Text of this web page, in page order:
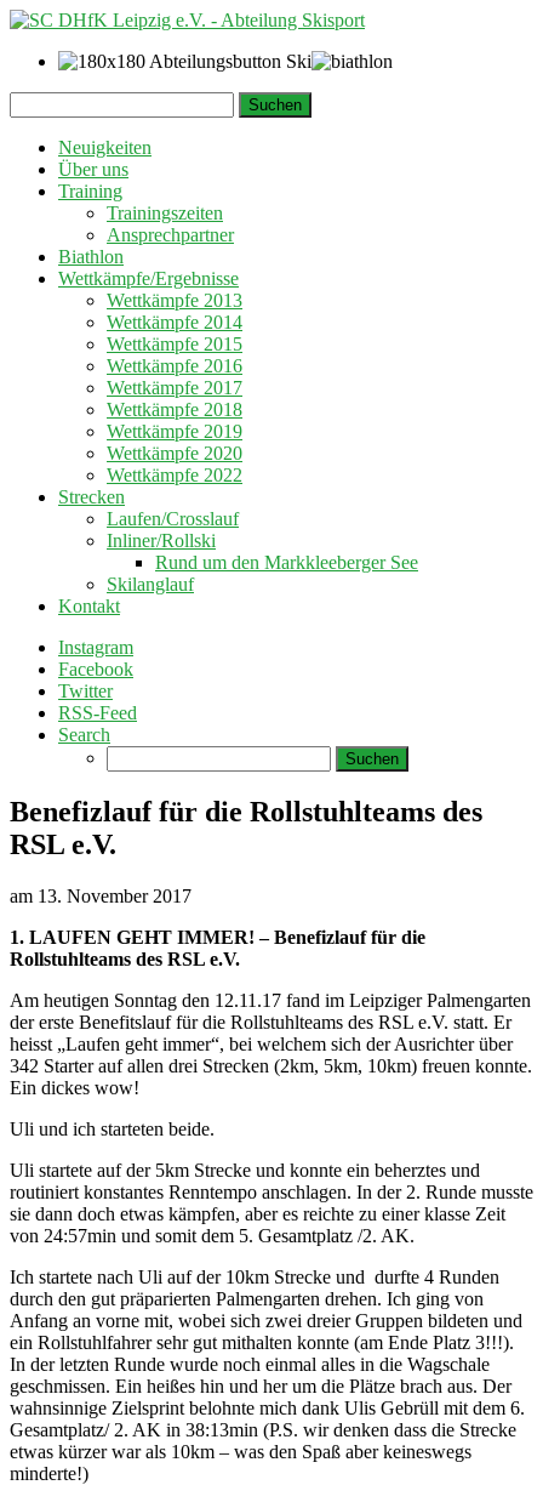
zum
Inhalt
nach:
Neuigkeiten
Über uns
Training
Trainingszeiten
Ansprechpartner
Biathlon
Wettkämpfe/Ergebnisse
Wettkämpfe 2013
Wettkämpfe 2014
Wettkämpfe 2015
Wettkämpfe 2016
Wettkämpfe 2017
Wettkämpfe 2018
Wettkämpfe 2019
Wettkämpfe 2020
Wettkämpfe 2022
Strecken
Laufen/Crosslauf
Inliner/Rollski
Rund um den Markkleeberger See
Skilanglauf
Kontakt
Instagram
Facebook
Twitter
RSS-Feed
Search
nach:
Benefizlauf für die Rollstuhlteams des
RSL e.V.
am 13. November 2017
1. LAUFEN GEHT IMMER! – Benefizlauf für die
Rollstuhlteams des RSL e.V.
Am heutigen Sonntag den 12.11.17 fand im Leipziger Palmengarten
der erste Benefitslauf für die Rollstuhlteams des RSL e.V. statt. Er
heisst „Laufen geht immer“, bei welchem sich der Ausrichter über
342 Starter auf allen drei Strecken (2km, 5km, 10km) freuen konnte.
Ein dickes wow!
Uli und ich starteten beide.
Uli startete auf der 5km Strecke und konnte ein beherztes und
routiniert konstantes Renntempo anschlagen. In der 2. Runde musste
sie dann doch etwas kämpfen, aber es reichte zu einer klasse Zeit
von 24:57min und somit dem 5. Gesamtplatz /2. AK.
Ich startete nach Uli auf der 10km Strecke und durfte 4 Runden
durch den gut präparierten Palmengarten drehen. Ich ging von
Anfang an vorne mit, wobei sich zwei dreier Gruppen bildeten und
ein Rollstuhlfahrer sehr gut mithalten konnte (am Ende Platz 3!!!).
In der letzten Runde wurde noch einmal alles in die Wagschale
geschmissen. Ein heißes hin und her um die Plätze brach aus. Der
wahnsinnige Zielsprint belohnte mich dank Ulis Gebrüll mit dem 6.
Gesamtplatz/ 2. AK in 38:13min (P.S. wir denken dass die Strecke
etwas kürzer war als 10km – was den Spaß aber keineswegs
minderte!)